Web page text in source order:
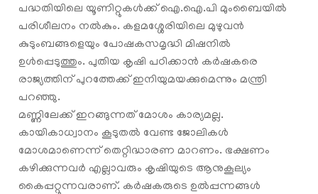
പദ്ധതിയിലെ യൂണിറ്റുകൾക്ക് ഐ.ഐ.പി മുംബൈയിൽ
പരിശീലനം നൽകും. കളമശ്ശേരിയിലെ മുഴുവൻ
കുടുംബങ്ങളെയും പോഷകസമൃദ്ധി മിഷനിൽ
ഉൾപ്പെടുത്തും. പുതിയ കൃഷി പഠിക്കാൻ കർഷകരെ
രാജ്യത്തിന് പുറത്തേക്ക് ഇനിയുമയക്കുമെന്നും മന്ത്രി
പറഞ്ഞു.
മണ്ണിലേക്ക് ഇറങ്ങുന്നത് മോശം കാര്യമല്ല.
കായികാധ്വാനം കൂടുതൽ വേണ്ട ജോലികൾ
മോശമാണെന്ന് തെറ്റിദ്ധാരണ മാറണം. ഭക്ഷണം
കഴിക്കുന്നവർ എല്ലാവരും കൃഷിയുടെ ആനുകൂല്യം
കൈപ്പറ്റുന്നവരാണ്. കർഷകരുടെ ഉൽപ്പന്നങ്ങൾ